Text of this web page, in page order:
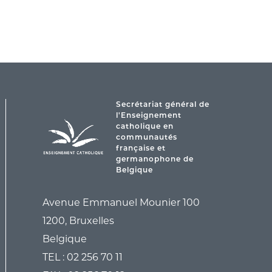
Secrétariat général de
l'Enseignement
catholique en
communautés
française et
germanophone de
Belgique
Avenue Emmanuel Mounier 100
1200, Bruxelles
Belgique
TEL : 02 256 70 11